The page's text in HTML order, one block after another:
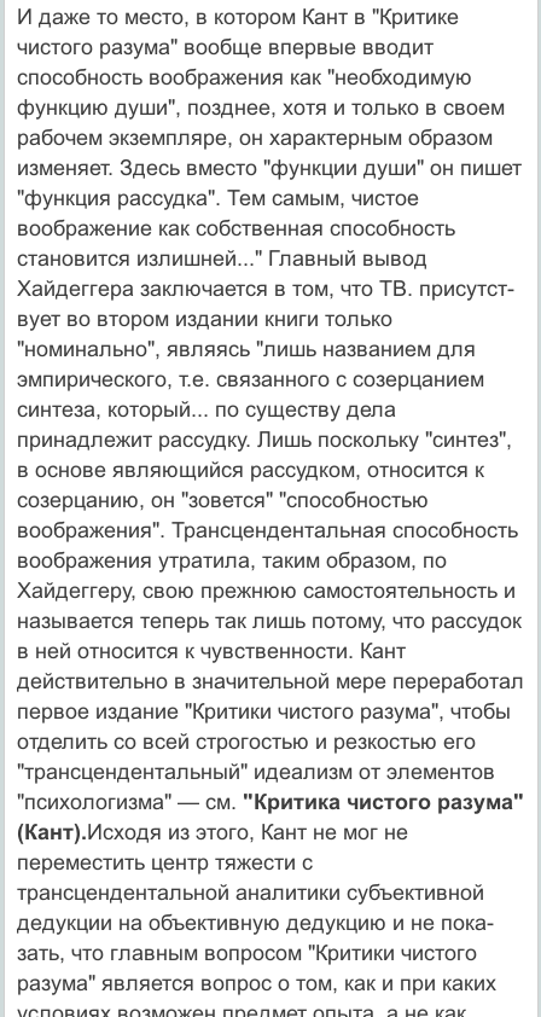
И даже то место, в котором Кант в "Критике
чистого разума" во­обще впервые вводит
способность воображения как "не­обходимую
функцию души", позднее, хотя и только в своем
рабочем экземпляре, он характерным образом
из­меняет. Здесь вместо "функции души" он пишет
"функ­ция рассудка". Тем самым, чистое
воображение как соб­ственная способность
становится излишней..." Главный вывод
Хайдеггера заключается в том, что ТВ. присутст­
вует во втором издании книги только
"номинально", яв­ляясь "лишь названием для
эмпирического, т.е. связанно­го с созерцанием
синтеза, который... по существу дела
принадлежит рассудку. Лишь поскольку "синтез",
в ос­нове являющийся рассудком, относится к
созерцанию, он "зовется" "способностью
воображения". Трансцен­дентальная способность
воображения утратила, таким образом, по
Хайдеггеру, свою прежнюю самостоятель­ность и
называется теперь так лишь потому, что рассудок
в ней относится к чувственности. Кант
действительно в значительной мере переработал
первое издание "Крити­ки чистого разума", чтобы
отделить со всей строгостью и резкостью его
"трансцендентальный" идеализм от эле­ментов
"психологизма" — см. "Критика чистого разу­ма"
(Кант).Исходя из этого, Кант не мог не
переместить центр тяжести с
трансцендентальной аналитики субъек­тивной
дедукции на объективную дедукцию и не пока­
зать, что главным вопросом "Критики чистого
разума" является вопрос о том, как и при каких